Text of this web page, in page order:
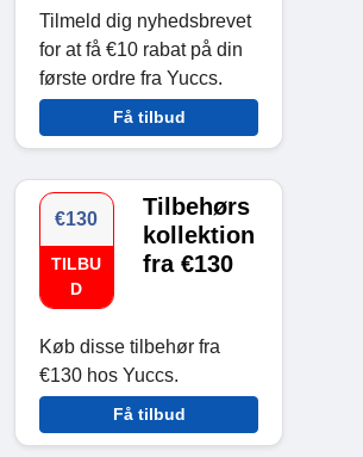
Tilmeld dig nyhedsbrevet
for at få €10 rabat på din
første ordre fra Yuccs.
Få tilbud
€130
TILBU
D
Tilbehørs
kollektion
fra €130
Køb disse tilbehør fra
€130 hos Yuccs.
Få tilbud